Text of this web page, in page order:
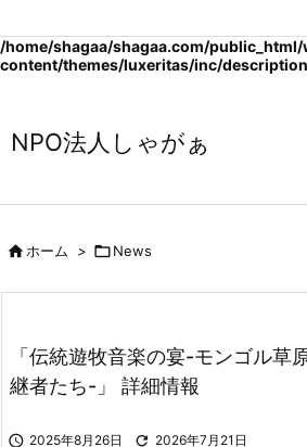
: Trying to access array offset
/home/shagaa/shagaa.com/
content/themes/luxeritas/inc/
NPO法人しゃがぁ
ホーム > News
「伝統遊牧音楽の宴-モンゴル草
継者たち-」 詳細情報
 2025年8月26日  2026年7月21日